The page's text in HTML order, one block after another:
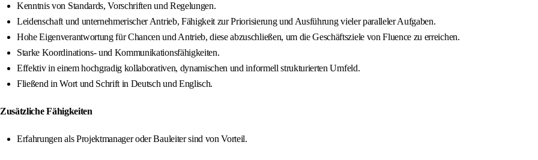
Kenntnis von Standards, Vorschriften und Regelungen.
Leidenschaft und unternehmerischer Antrieb, Fähigkeit zur Priorisierung und Ausführung vieler paralleler Aufgaben.
Hohe Eigenverantwortung für Chancen und Antrieb, diese abzuschließen, um die Geschäftsziele von Fluence zu erreichen.
Starke Koordinations- und Kommunikationsfähigkeiten.
Effektiv in einem hochgradig kollaborativen, dynamischen und informell strukturierten Umfeld.
Fließend in Wort und Schrift in Deutsch und Englisch.
Zusätzliche Fähigkeiten
Erfahrungen als Projektmanager oder Bauleiter sind von Vorteil.